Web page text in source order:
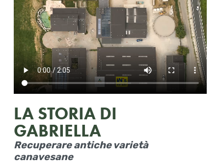
LA STORIA DI
GABRIELLA
Recuperare antiche varietà
canavesane